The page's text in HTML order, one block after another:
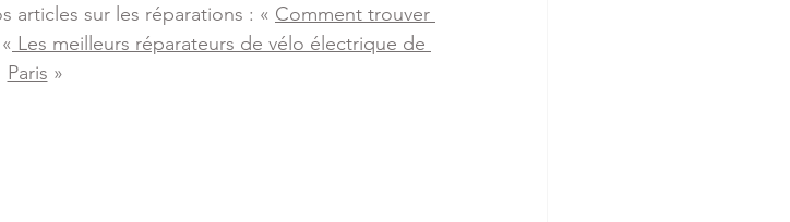
articles sur les réparations : « Comment trouver
Les meilleurs réparateurs de vélo électrique de
Paris »